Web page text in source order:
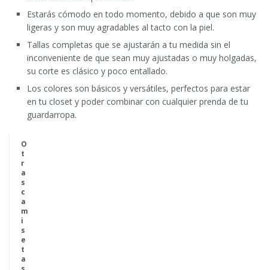
Estarás cómodo en todo momento, debido a que son muy
ligeras y son muy agradables al tacto con la piel.
Tallas completas que se ajustarán a tu medida sin el
inconveniente de que sean muy ajustadas o muy holgadas,
su corte es clásico y poco entallado.
Los colores son básicos y versátiles, perfectos para estar
en tu closet y poder combinar con cualquier prenda de tu
guardarropa.
O
t
r
a
s
c
a
m
i
s
e
t
a